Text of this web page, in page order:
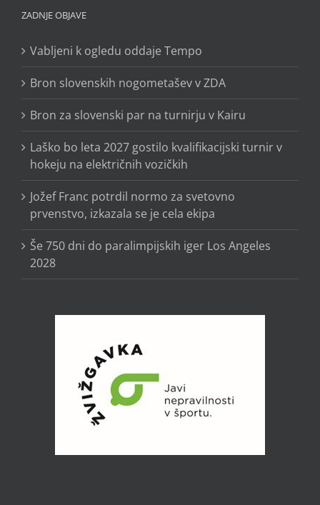
ZADNJE OBJAVE
Vabljeni k ogledu oddaje Tempo
Bron slovenskih nogometašev v ZDA
Bron za slovenski par na turnirju v Kairu
Laško bo leta 2027 gostilo kvalifikacijski turnir v
hokeju na električnih vozičkih
Jožef Franc potrdil normo za svetovno
prvenstvo, izkazala se je cela ekipa
Še 750 dni do paralimpijskih iger Los Angeles
2028